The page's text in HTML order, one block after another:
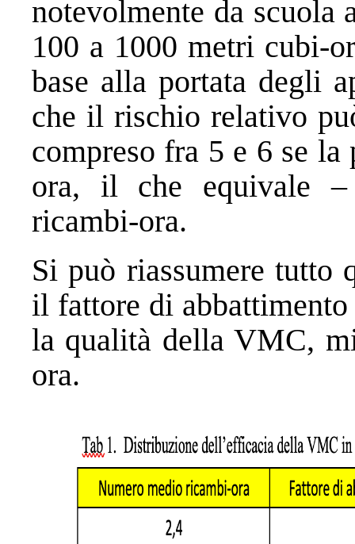
notevolmente da scuola
100 a 1000 metri cubi-
base alla portata degli
che il rischio relativo
compreso fra 5 e 6 se
ora, il che equivale –
ricambi-ora.
Si può riassumere tutto
il fattore di
la qualità della VMC,
ora.